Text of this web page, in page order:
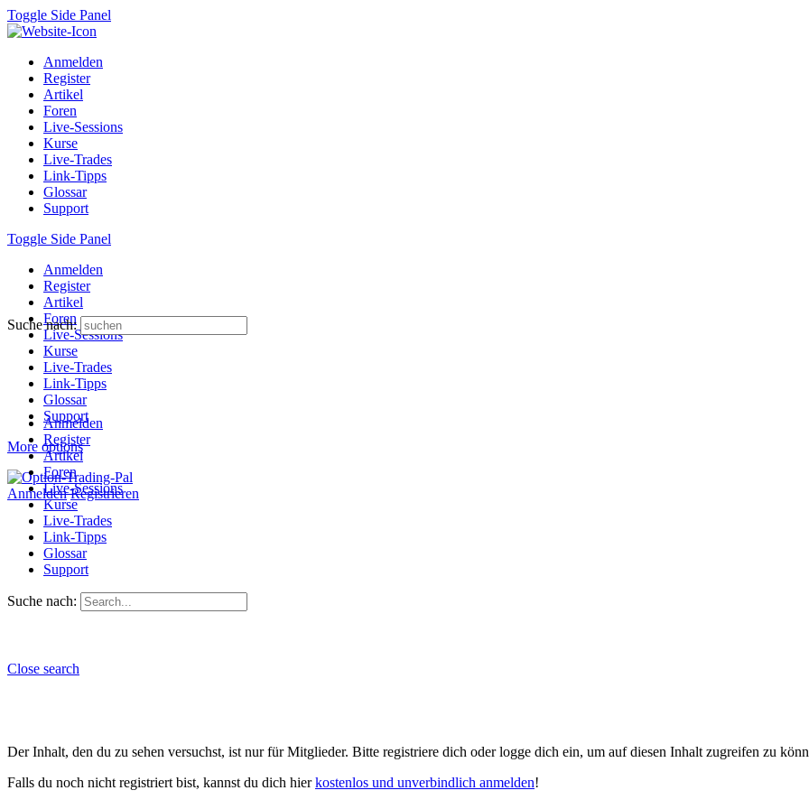
Toggle Side Panel
Anmelden
Register
Artikel
Foren
Live-Sessions
Kurse
Live-Trades
Link-Tipps
Glossar
Support
Toggle Side Panel
Anmelden
Register
Artikel
Foren
Live-Sessions
Kurse
Live-Trades
Link-Tipps
Glossar
Support
More options
Anmelden Registrieren
Suche nach:
Anmelden
Register
Artikel
Foren
Live-Sessions
Kurse
Live-Trades
Link-Tipps
Glossar
Support
Suche nach:
Close search
Der Inhalt, den du zu sehen versuchst, ist nur für Mitglieder. Bitte registriere dich oder logge dich ein, um auf diesen Inhalt zugreifen zu
Falls du noch nicht registriert bist, kannst du dich hierkostenlos und unverbindlich anmelden!